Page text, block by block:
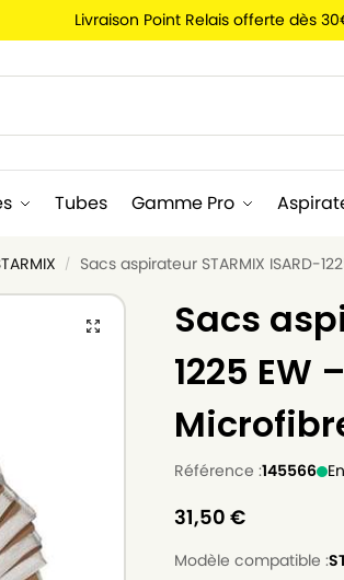
Livraison Point Relais offerte dès
Tubes Gamme Pro
/ Sacs aspirateur STARMIX ISARD-
Sacs
1225 EW
Référence :145566
31,50 €
Modèle compatible :